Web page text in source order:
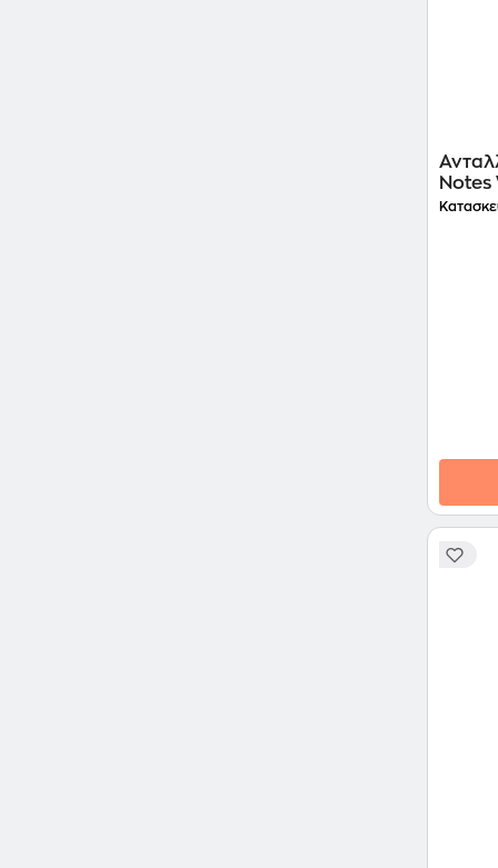
Notes